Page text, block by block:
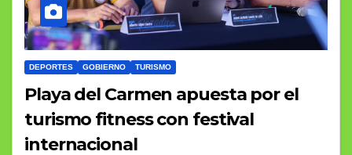
DEPORTES GOBIERNO TURISMO
Playa del Carmen apuesta por el
turismo fitness con festival
internacional